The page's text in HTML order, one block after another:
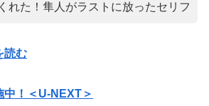
れた！隼人がラストに放ったセリフ
読む
！＜U-NEXT＞